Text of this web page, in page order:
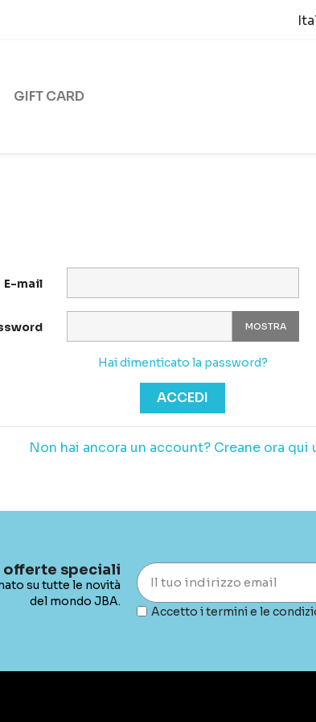
GIFT CARD
E-mail
MOSTRA
Hai dimenticato la password?
ACCEDI
Non hai ancora un account? Creane ora qui
offerte speciali
su tutte le novità
del mondo JBA.
Accetto i termini e le